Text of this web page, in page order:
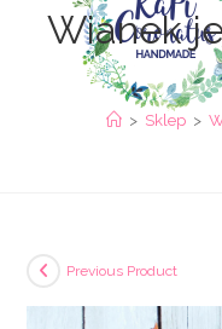
Wianek
> Sklep >
Previous Product